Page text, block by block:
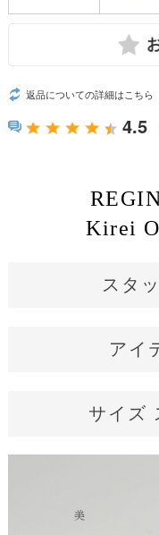
返品についての詳細はこちら
4.5
Kirei
スタ
骨
着丈
バスト
アイ
サイズ